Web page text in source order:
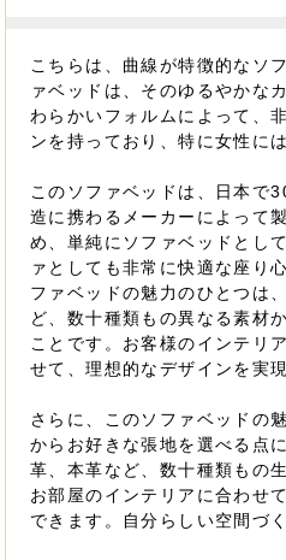
こちらは、曲線が特徴的なソ
ァベッドは、そのゆるやかな
わらかいフォルムによって、
ンを持っており、特に女性に
このソファベッドは、日本で
造に携わるメーカーによって
め、単純にソファベッドとし
ァとしても非常に快適な座り
ファベッドの魅力のひとつは
ど、数十種類もの異なる素材
ことです。お客様のインテリ
せて、理想的なデザインを実
さらに、このソファベッドの
からお好きな張地を選べる点
革、本革など、数十種類もの
お部屋のインテリアに合わせ
できます。自分らしい空間づ